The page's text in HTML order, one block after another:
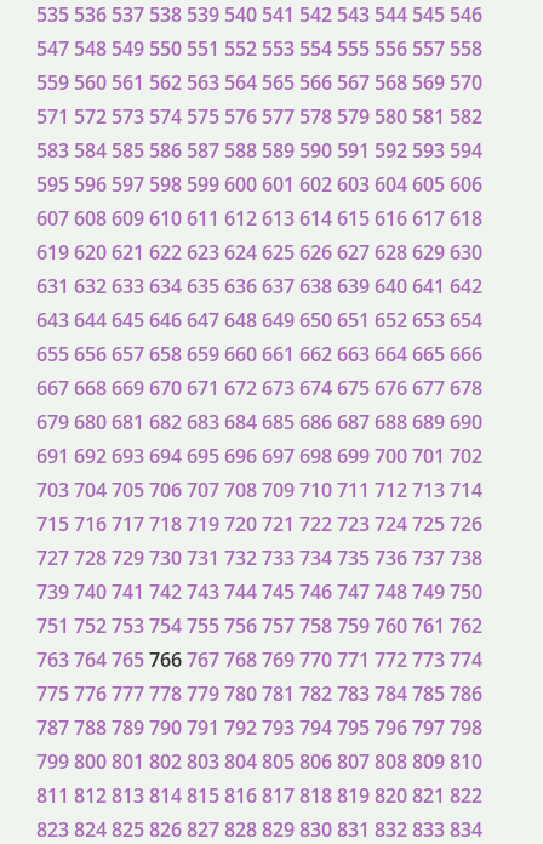
535 536 537 538 539 540 541 542 543 544 545 546
547 548 549 550 551 552 553 554 555 556 557 558
559 560 561 562 563 564 565 566 567 568 569 570
571 572 573 574 575 576 577 578 579 580 581 582
583 584 585 586 587 588 589 590 591 592 593 594
595 596 597 598 599600601 602603604605606
607608609610611 612613614615616617618
619620621 622623624625626627628629630
631 632633634635636637638639640641 642
643644645646647648649650651 652653654
655656657658659660661 662663664665666
667668669670671 672673674675676677678
679680681 682683684685686687688689690
691 692693694695696697698699700701 702
703704705706707708709710711 712713714
715716717718719720721 722723724725726
727728729730731 732733734735736737738
739740741 742743744745746747748749750
751 752753754755756757758759760761 762
763764765766767768769770771 772773774
775776777778779780781 782783784785786
787788789790791 792793794795796797798
799800801 802803804805806807808809810
811 812813814815816817818819820821 822
823824825826827828829830831 832833834